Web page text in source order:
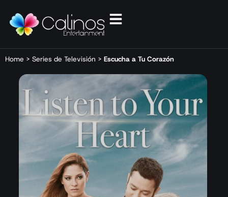
Home > Series de Televisión > Escucha a Tu Corazón